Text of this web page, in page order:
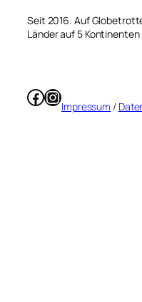
Seit 2016. Auf
Länder auf 5 Kontinenten
Facebook
Instagram
Impressum /